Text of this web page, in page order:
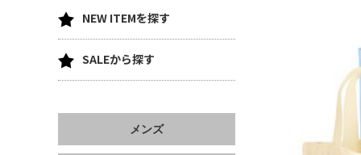
NEW ITEMを探す
SALEから探す
メンズ